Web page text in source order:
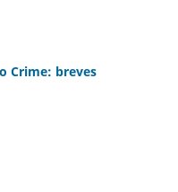
Crime: breves